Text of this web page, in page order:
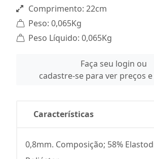
Comprimento: 22cm
Peso: 0,065Kg
Peso Líquido: 0,065Kg
Faça seu login ou
cadastre-se para ver preços
Características
0,8mm. Composição; 58%